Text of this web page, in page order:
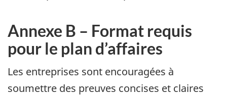
Annexe B – Format requis
pour le plan d’affaires
Les entreprises sont encouragées à
soumettre des preuves concises et claires